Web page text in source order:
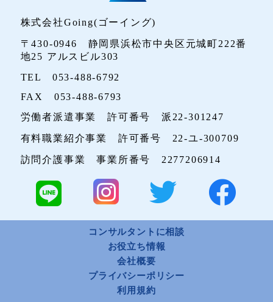
株式会社Going(ゴーイング)
〒430-0946 静岡県浜松市中央区元城町222番
地25 アルスビル303
TEL 053-488-6792
FAX 053-488-6793
労働者派遣事業 許可番号 派22-301247
有料職業紹介事業 許可番号 22-ユ-300709
訪問介護事業 事業所番号 2277206914
コンサルタントに相談
お役立ち情報
会社概要
プライバシーポリシー
利用規約